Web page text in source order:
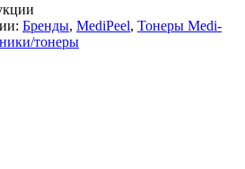
Бренды, MediPeel, Тонеры Medi-
тонеры